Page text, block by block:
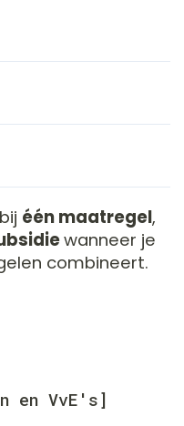
één maatregel,
wanneer je
combineert.
en VvE's]